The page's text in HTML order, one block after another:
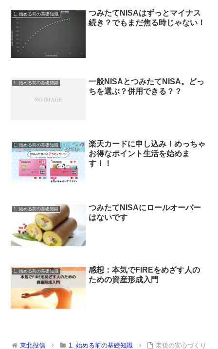
1. 始める前の基礎知識
つみたてNISAはずっとマイナス
続き？でもまだ焦る時じゃない！
1. 始める前の基礎知識
一般NISAとつみたてNISA。どっ
ちを選ぶ？併用できる？？
1. 始める前の基礎知識
楽天カードに申し込み！めっちゃ
お得なポイント生活を始めま
す！！
1. 始める前の基礎知識
つみたてNISAにロールオーバー
はないです
1. 始める前の基礎知識
感想：本気でFIREをめざす人の
ための資産形成入門
東北投信 1. 始める前の基礎知識 老後の安心づくり